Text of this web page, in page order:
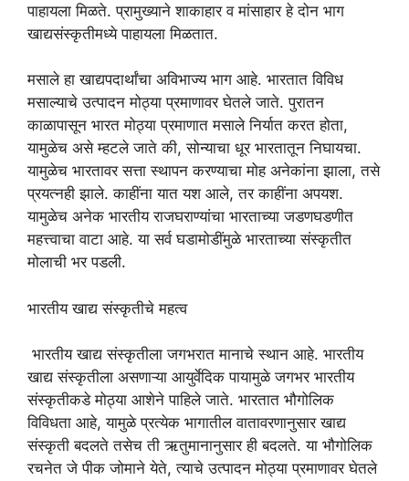
पाहायला मिळते. प्रामुख्याने शाकाहार व मांसाहार हे दोन भाग
खाद्यसंस्कृतीमध्ये पाहायला मिळतात.
मसाले हा खाद्यपदार्थांचा अविभाज्य भाग आहे. भारतात विविध
मसाल्याचे उत्पादन मोठ्या प्रमाणावर घेतले जाते. पुरातन
काळापासून भारत मोठ्या प्रमाणात मसाले निर्यात करत होता,
यामुळेच असे म्हटले जाते की, सोन्याचा धूर भारतातून निघायचा.
यामुळेच भारतावर सत्ता स्थापन करण्याचा मोह अनेकांना झाला, तसे
प्रयत्नही झाले. काहींना यात यश आले, तर काहींना अपयश.
यामुळेच अनेक भारतीय राजघराण्यांचा भारताच्या जडणघडणीत
महत्त्वाचा वाटा आहे. या सर्व घडामोडींमुळे भारताच्या संस्कृतीत
मोलाची भर पडली.
भारतीय खाद्य संस्कृतीचे महत्व
भारतीय खाद्य संस्कृतीला जगभरात मानाचे स्थान आहे. भारतीय
खाद्य संस्कृतीला असणाऱ्या आयुर्वेदिक पायामुळे जगभर भारतीय
संस्कृतीकडे मोठ्या आशेने पाहिले जाते. भारतात भौगोलिक
विविधता आहे, यामुळे प्रत्येक भागातील वातावरणानुसार खाद्य
संस्कृती बदलते तसेच ती ऋतुमानानुसार ही बदलते. या भौगोलिक
रचनेत जे पीक जोमाने येते, त्याचे उत्पादन मोठ्या प्रमाणावर घेतले